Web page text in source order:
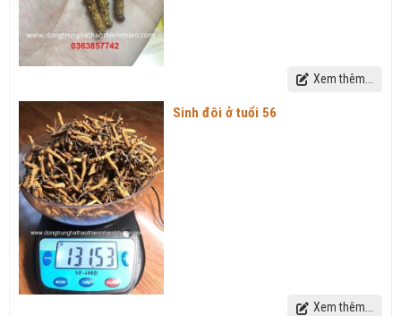
Xem thêm...
Sinh đôi ở tuổi 56
Xem thêm...